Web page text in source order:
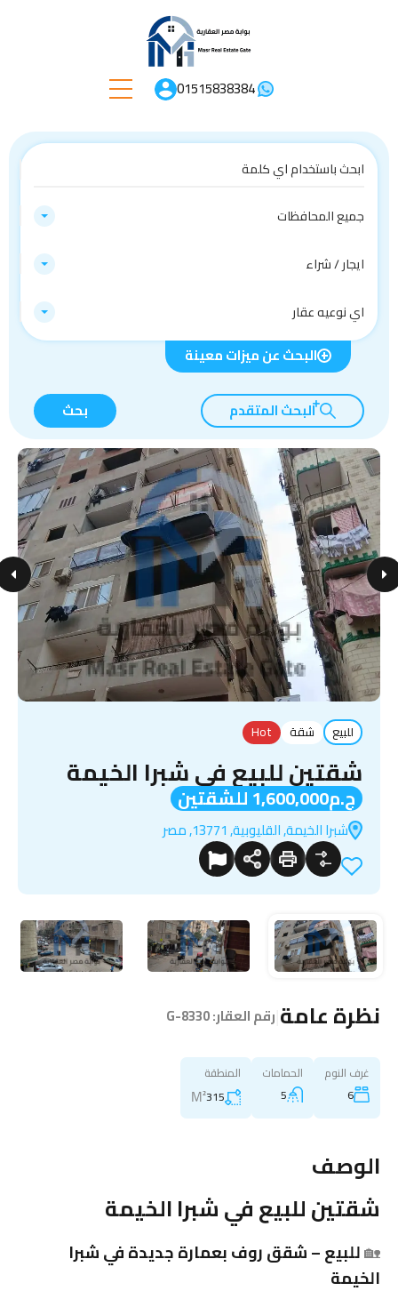
01515838384
جميع المحافظات
ايجار / شراء
اي نوعيه عقار
البحث عن ميزات معينة
البحث المتقدم بحث
للبيع شقة Hot
شقتين للبيع في شبرا الخيمة
ج.م1,600,000 للشقتين
شبرا الخيمة, القليوبية, 13771, مصر
نظرة عامة رقم العقار:G-8330
غرف النوم
6
الحمامات
5
المنطقة
315
M²
الوصف
شقتين للبيع في شبرا الخيمة
🏡للبيع – شقق روف بعمارة جديدة في شبرا
الخيمة